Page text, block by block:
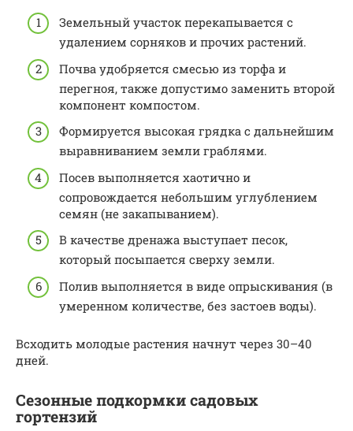
Земельный участок перекапывается с
удалением сорняков и прочих растений.
Почва удобряется смесью из торфа и
перегноя, также допустимо заменить второй
компонент компостом.
Формируется высокая грядка с дальнейшим
выравниванием земли граблями.
Посев выполняется хаотично и
сопровождается небольшим углублением
семян (не закапыванием).
В качестве дренажа выступает песок,
который посыпается сверху земли.
Полив выполняется в виде опрыскивания (в
умеренном количестве, без застоев воды).
Всходить молодые растения начнут через 30–40
дней.
Сезонные подкормки садовых
гортензий